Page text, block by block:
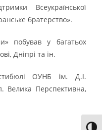
Всеукраїнської
братерство».
побував у багатьох
Дніпрі та ін.
ОУНБ ім. Д.І.
Велика Перспективна,